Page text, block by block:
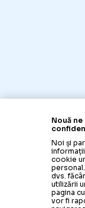
Nouă
Noi și
cookie
dvs.
utilizării
pagina
vor fi